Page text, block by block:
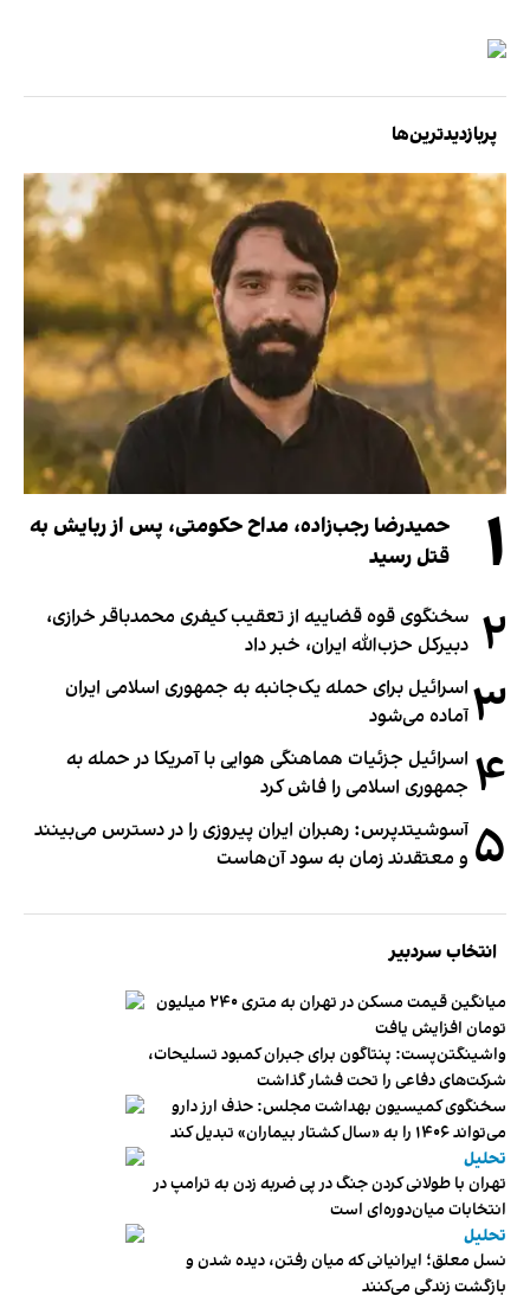
پربازدیدترین‌ها
۱
حمیدرضا رجب‌زاده، مداح حکومتی، پس از ربایش به
قتل رسید
۲ سخنگوی قوه قضاییه از تعقیب کیفری محمدباقر خرازی،
دبیر‌کل حزب‌الله ایران، خبر داد
۳ اسرائیل برای حمله یک‌جانبه به جمهوری اسلامی ایران
آماده می‌شود
۴ اسرائیل جزئیات هماهنگی هوایی با آمریکا در حمله به
جمهوری اسلامی را فاش کرد
۵ آسوشیتدپرس: رهبران ایران پیروزی را در دسترس می‌بینند
و معتقدند زمان به سود آن‌هاست
انتخاب سردبیر
میانگین قیمت مسکن در تهران به متری ۲۴۰ میلیون
تومان افزایش یافت
واشینگتن‌پست: پنتاگون برای جبران کمبود تسلیحات،
شرکت‌های دفاعی را تحت فشار گذاشت
سخنگوی کمیسیون بهداشت مجلس: حذف ارز دارو
می‌تواند ۱۴۰۶ را به «سال کشتار بیماران» تبدیل کند
تحلیل
تهران با طولانی کردن جنگ در پی ضربه زدن به ترامپ در
انتخابات میان‌دوره‌ای است
تحلیل
نسل معلق؛ ایرانیانی که میان رفتن، دیده شدن و
بازگشت زندگی می‌کنند